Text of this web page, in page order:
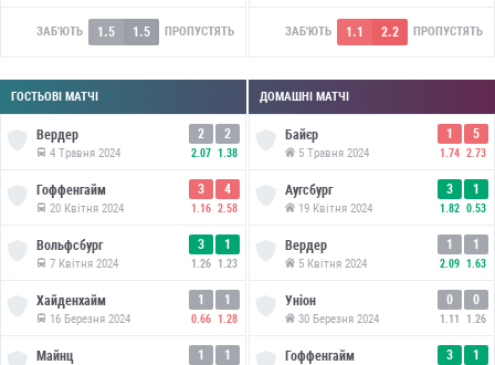
ЗАБ'ЮТЬ 1.5 1.5 ПРОПУСТЯТЬ
ГОСТЬОВІ МАТЧІ
Вердер
4 Травня 2024
2
2.07
2
1.38
Гоффенгайм
20 Квітня 2024
3
1.16
4
2.58
Вольфсбург
7 Квітня 2024
3
1.26
1
1.23
Хайденхайм
16 Березня 2024
1
0.66
1
1.28
Майнц 1 1
ЗАБ'ЮТЬ 1.1 2.2 ПРОПУСТЯТЬ
ДОМАШНІ МАТЧІ
Байєр
5 Травня 2024
1
1.74
5
2.73
Аугсбург
19 Квітня 2024
3
1.82
1
0.53
Вердер
5 Квітня 2024
1
2.09
1
1.63
Уніон
30 Березня 2024
0
1.11
0
1.26
Гоффенгайм 3 1